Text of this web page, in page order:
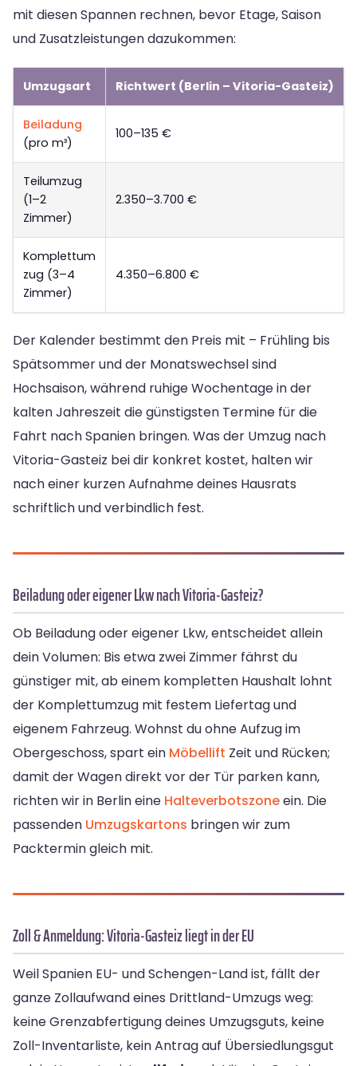
mit diesen Spannen rechnen, bevor Etage, Saison
und Zusatzleistungen dazukommen:
Umzugsart Richtwert (Berlin – Vitoria-Gasteiz)
Beiladung
(pro m³)
100–135 €
Teilumzug
(1–2
Zimmer)
2.350–3.700 €
Komplettum
zug (3–4
Zimmer)
4.350–6.800 €
Der Kalender bestimmt den Preis mit – Frühling bis
Spätsommer und der Monatswechsel sind
Hochsaison, während ruhige Wochentage in der
kalten Jahreszeit die günstigsten Termine für die
Fahrt nach Spanien bringen. Was der Umzug nach
Vitoria-Gasteiz bei dir konkret kostet, halten wir
nach einer kurzen Aufnahme deines Hausrats
schriftlich und verbindlich fest.
Beiladung oder eigener Lkw nach Vitoria-Gasteiz?
Ob Beiladung oder eigener Lkw, entscheidet allein
dein Volumen: Bis etwa zwei Zimmer fährst du
günstiger mit, ab einem kompletten Haushalt lohnt
der Komplettumzug mit festem Liefertag und
eigenem Fahrzeug. Wohnst du ohne Aufzug im
Obergeschoss, spart ein Möbellift Zeit und Rücken;
damit der Wagen direkt vor der Tür parken kann,
richten wir in Berlin eine Halteverbotszoneein. Die
passenden Umzugskartons bringen wir zum
Packtermin gleich mit.
Zoll & Anmeldung: Vitoria-Gasteiz liegt in der EU
Weil Spanien EU- und Schengen-Land ist, fällt der
ganze Zollaufwand eines Drittland-Umzugs weg:
keine Grenzabfertigung deines Umzugsguts, keine
Zoll-Inventarliste, kein Antrag auf Übersiedlungsgut